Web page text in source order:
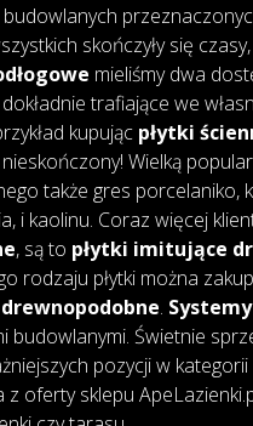
skończyły się
mieliśmy dwa
dokładnie trafiające we
kupując płytki
Wielką
także gres porcelaniko,
i kaolinu. Coraz więcej
, są to płytki imitujące
rodzaju płytki można
.
budowlanymi. Świetnie
pozycji w kategorii
oferty sklepu